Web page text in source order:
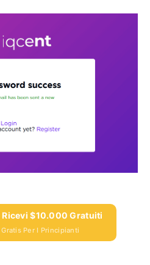
Ricevi $10.000 Gratuiti
Per I Principianti